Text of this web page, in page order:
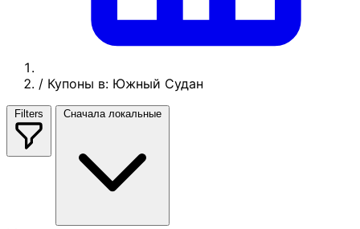
/ Купоны в: Южный Судан
Filters Сначала локальные